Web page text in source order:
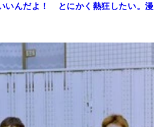
いんだよ！ とにかく熱狂したい。漫